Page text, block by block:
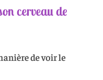
cerveau de
de voir le